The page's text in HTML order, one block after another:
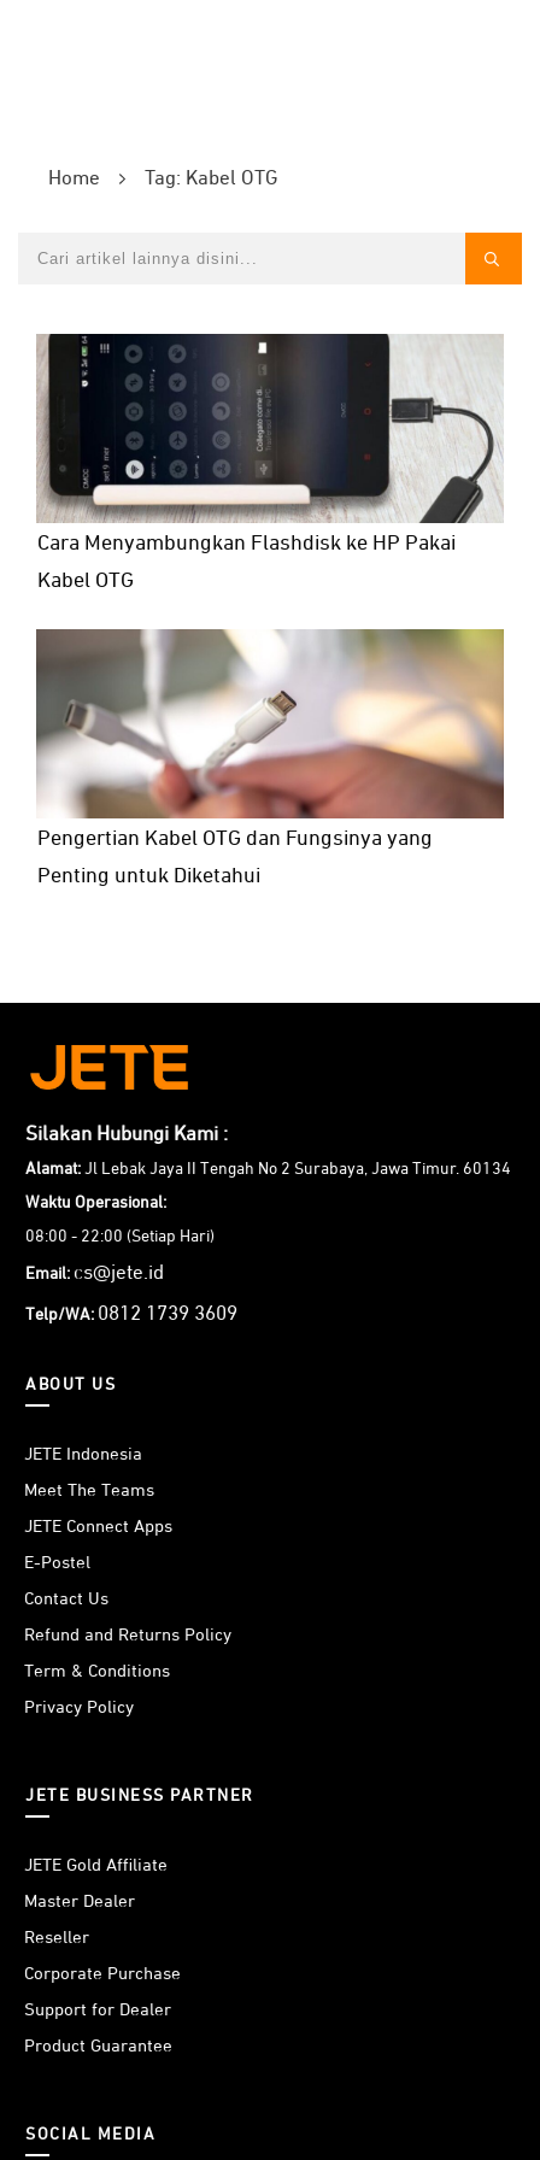
Home Tag: Kabel OTG
Cara Menyambungkan Flashdisk ke HP Pakai
Kabel OTG
Pengertian Kabel OTG dan Fungsinya yang
Penting untuk Diketahui
Silakan Hubungi Kami :
Alamat: Jl Lebak Jaya II Tengah No 2 Surabaya, Jawa Timur. 60134
Waktu Operasional:
08:00 - 22:00 (Setiap Hari)
Email: cs@jete.id
Telp/WA: 0812 1739 3609
ABOUT US
JETE Indonesia
Meet The Teams
JETE Connect Apps
E-Postel
Contact Us
Refund and Returns Policy
Term & Conditions
Privacy Policy
JETE BUSINESS PARTNER
JETE Gold Affiliate
Master Dealer
Reseller
Corporate Purchase
Support for Dealer
Product Guarantee
SOCIAL MEDIA